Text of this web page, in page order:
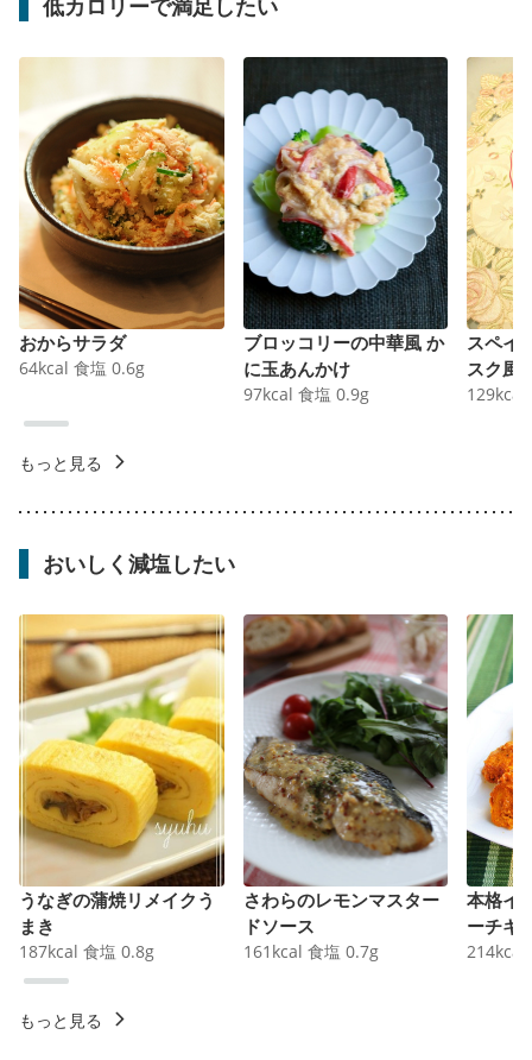
おからサラダ
64kcal 食塩 0.6g
ブロッコリーの中華風 か
に玉あんかけ
97kcal 食塩 0.9g
スペイ
スク風
129kcal
もっと見る
おいしく減塩したい
うなぎの蒲焼リメイクう
まき
187kcal 食塩 0.8g
さわらのレモンマスター
ドソース
161 kcal 食塩 0.7g
本格イ
ーチキ
214kcal
もっと見る